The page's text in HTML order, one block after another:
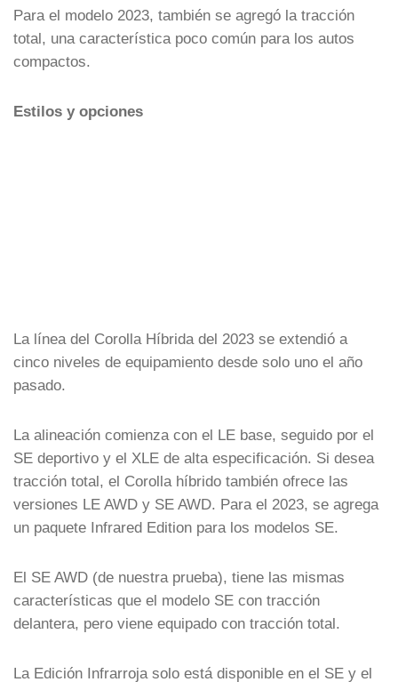
Para el modelo 2023, también se agregó la tracción
total, una característica poco común para los autos
compactos.
Estilos y opciones
La línea del Corolla Híbrida del 2023 se extendió a
cinco niveles de equipamiento desde solo uno el año
pasado.
La alineación comienza con el LE base, seguido por el
SE deportivo y el XLE de alta especificación. Si desea
tracción total, el Corolla híbrido también ofrece las
versiones LE AWD y SE AWD. Para el 2023, se agrega
un paquete Infrared Edition para los modelos SE.
El SE AWD (de nuestra prueba), tiene las mismas
características que el modelo SE con tracción
delantera, pero viene equipado con tracción total.
La Edición Infrarroja solo está disponible en el SE y el